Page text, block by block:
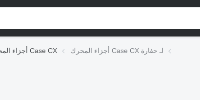
أجزاء المحرك Case CX أجزاء المحرك Case CX لـ حفارة